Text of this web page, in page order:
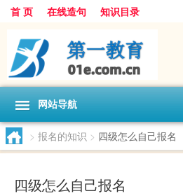
首 页 在线造句 知识目录
网站导航
> 报名的知识 > 四级怎么自己报名
四级怎么自己报名